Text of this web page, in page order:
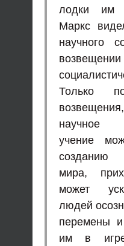
лодки им
Маркс
научного
Только
научное
учение
созданию
мира,
может
людей
перемены
им в